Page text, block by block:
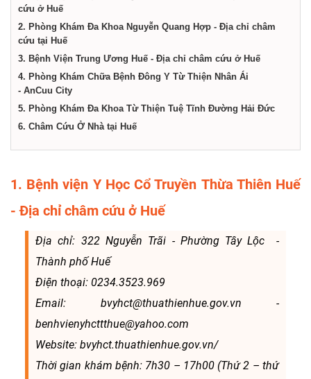
vụ
tại
Huế
cứu ở Huế
2. Phòng Khám Đa Khoa Nguyễn Quang Hợp - Địa chỉ châm
cứu tại Huế
3. Bệnh Viện Trung Ương Huế - Địa chỉ châm cứu ở Huế
4. Phòng Khám Chữa Bệnh Đông Y Từ Thiện Nhân Ái
- AnCuu City
5. Phòng Khám Đa Khoa Từ Thiện Tuệ Tĩnh Đường Hải Đức
6. Châm Cứu Ở Nhà tại Huế
1. Bệnh viện Y Học Cổ Truyền Thừa Thiên Huế
- Địa chỉ châm cứu ở Huế
Địa chỉ: 322 Nguyễn Trãi - Phường Tây Lộc -
Thành phố Huế
Điện thoại: 0234.3523.969
Email: bvyhct@thuathienhue.gov.vn -
benhvienyhcttthue@yahoo.com
Website: bvyhct.thuathienhue.gov.vn/
Thời gian khám bệnh: 7h30 – 17h00 (Thứ 2 – thứ